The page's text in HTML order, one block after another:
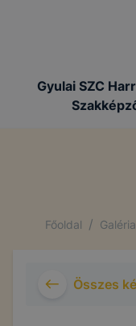
Gyulai SZC
Főoldal / Galéria
Összes